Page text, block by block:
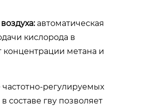
автоматическая
кислорода в
концентрации метана и
регулируемых
составе гву позволяет